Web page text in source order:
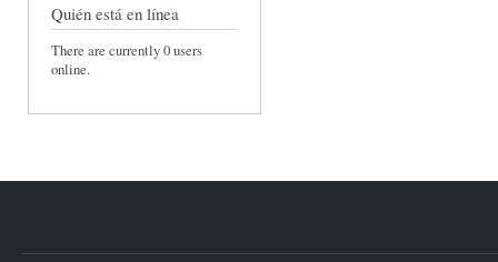
Quién está en línea
There are currently 0 users
online.